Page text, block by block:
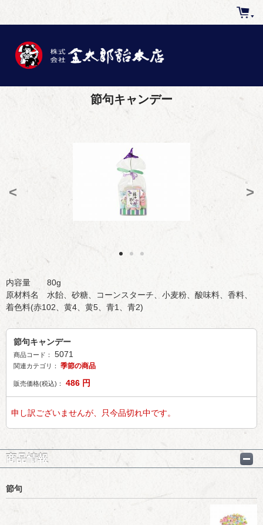
節句キャンデー
< >
内容量 80g
原材料名 水飴、砂糖、コーンスターチ、小麦粉、酸味料、香料、
着色料(赤102、黄4、黄5、青1、青2)
節句キャンデー
商品コード： 5071
関連カテゴリ： 季節の商品
販売価格(税込)： 486 円
申し訳ございませんが、只今品切れ中です。
商品情報
節句